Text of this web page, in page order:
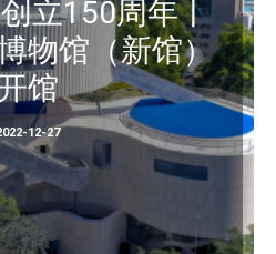
立150周年丨
物馆（新馆）
馆
12-27